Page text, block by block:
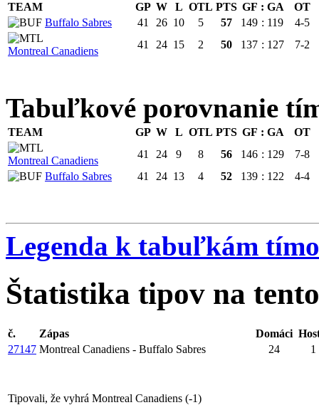
TEAM GP W L OTL PTS GF : GA
OT
Buffalo Sabres
41 26 10 5 57 149 : 119 4-5
Montreal Canadiens
41 24 15 2 50 137 : 127 7-2
Tabuľkové porovnanie
TEAM GP W L OTL PTS GF : GA OT
Montreal Canadiens
41 24 9 8 56 146 : 129
7-8
Buffalo Sabres
41 24 13 4 52 139 : 122 4-4
Legenda k tabuľkám
Štatistika tipov na
č. Zápas Domáci
27147 Montreal Canadiens - Buffalo Sabres 24 1
Tipovali, že vyhrá Montreal Canadiens (-1)